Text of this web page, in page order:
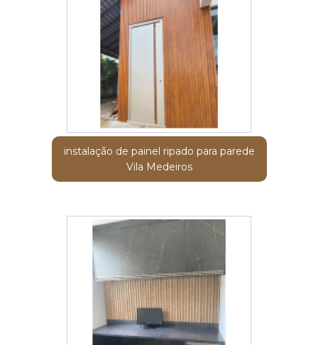
instalação de painel ripado para parede
Vila Medeiros